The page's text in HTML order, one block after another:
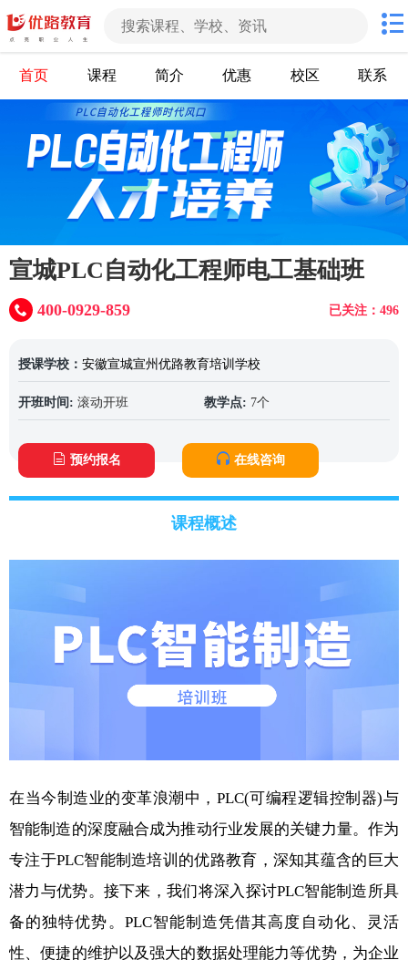
首页 课程 简介 优惠 校区 联系
宣城PLC自动化工程师电工基础班
已关注：496
400-0929-859
授课学校： 安徽宣城宣州优路教育培训学校
开班时间: 滚动开班 教学点: 7个
预约报名 在线咨询
课程概述
在当今制造业的变革浪潮中，PLC(可编程逻辑控制器)与
智能制造的深度融合成为推动行业发展的关键力量。作为
专注于PLC智能制造培训的优路教育，深知其蕴含的巨大
潜力与优势。接下来，我们将深入探讨PLC智能制造所具
备的独特优势。PLC智能制造凭借其高度自动化、灵活
性、便捷的维护以及强大的数据处理能力等优势，为企业